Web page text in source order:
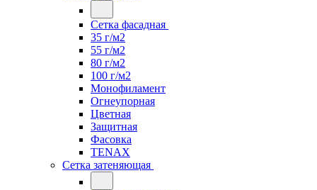
Сетка фасадная
35 г/м2
55 г/м2
80 г/м2
100 г/м2
Монофиламент
Огнеупорная
Цветная
Защитная
Фасовка
TENAX
Сетка затеняющая